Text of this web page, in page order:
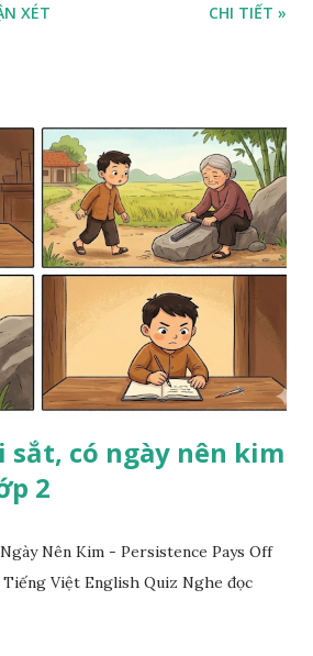
XÉT CHI TIẾT »
sắt, có ngày nên kim
2
Nên Kim - Persistence Pays Off
Việt English Quiz Nghe đọc